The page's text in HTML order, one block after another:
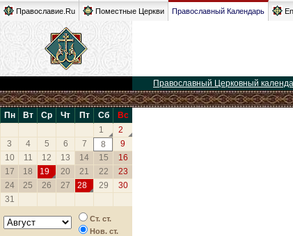
Православие.Ru Поместные Церкви Православный Календарь
Православный Церковный
Пн Вт Ср Чт Пт Сб
Вс
1
2
3
4 5 6 7 8
9
10
11 12 13 14 15
16
17
18 19 20 21 22
23
24
25 26 27 28 29
30
31
Ст. ст.
Нов. ст.